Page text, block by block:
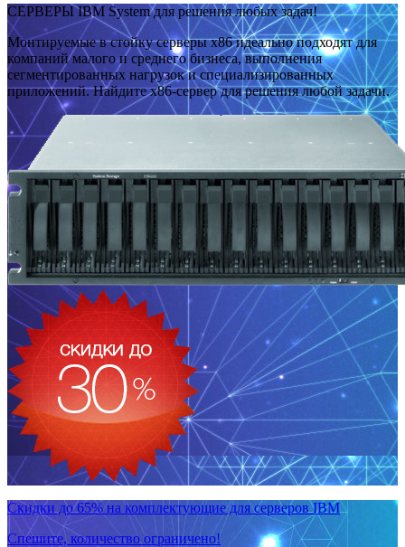
СЕРВЕРЫ IBM System для решения любых задач!
Монтируемые в стойку серверы x86 идеально подходят для
компаний малого и среднего бизнеса, выполнения
сегментированных нагрузок и специализированных
приложений. Найдите x86-сервер для решения любой задачи.
Скидки до 65% на комплектующие для серверов IBM
Спешите, количество ограничено!